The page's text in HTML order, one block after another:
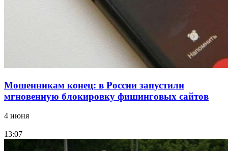
Мошенникам конец: в России запустили
мгновенную блокировку фишинговых сайтов
4 июня
13:07